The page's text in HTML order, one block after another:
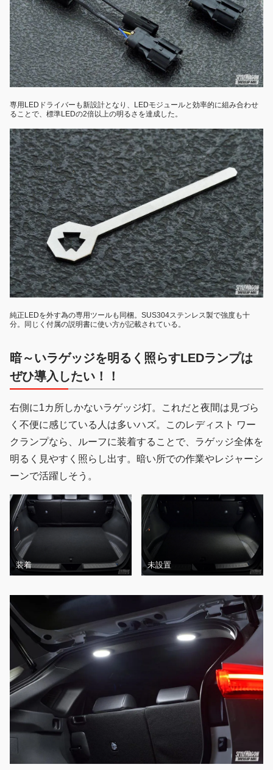
専用LEDドライバーも新設計となり、LEDモジュールと効率的に組み合わせ
ることで、標準LEDの2倍以上の明るさを達成した。
純正LEDを外す為の専用ツールも同梱。SUS304ステンレス製で強度も十
分。同じく付属の説明書に使い方が記載されている。
暗～いラゲッジを明るく照らすLEDランプは
ぜひ導入したい！！
右側に1カ所しかないラゲッジ灯。これだと夜間は見づら
く不便に感じている人は多いハズ。このレディスト ワー
クランプなら、ルーフに装着することで、ラゲッジ全体を
明るく見やすく照らし出す。暗い所での作業やレジャーシ
ーンで活躍しそう。
装着 未設置